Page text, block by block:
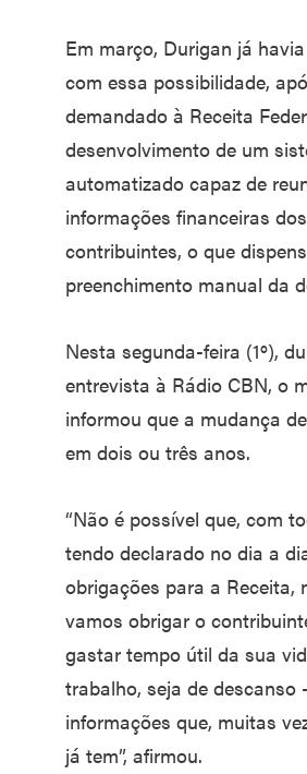
Em março, Durigan já
com essa possibilidade,
demandado à Receita
desenvolvimento de um
automatizado capaz de
informações financeiras dos
contribuintes, o que
preenchimento manual da
Nesta segunda-feira (1º),
entrevista à Rádio CBN, o
informou que a mudança
em dois ou três anos.
“Não é possível que, com
tendo declarado no dia a
obrigações para a Receita,
vamos obrigar o
gastar tempo útil da sua
trabalho, seja de descanso
informações que, muitas
já tem”, afirmou.